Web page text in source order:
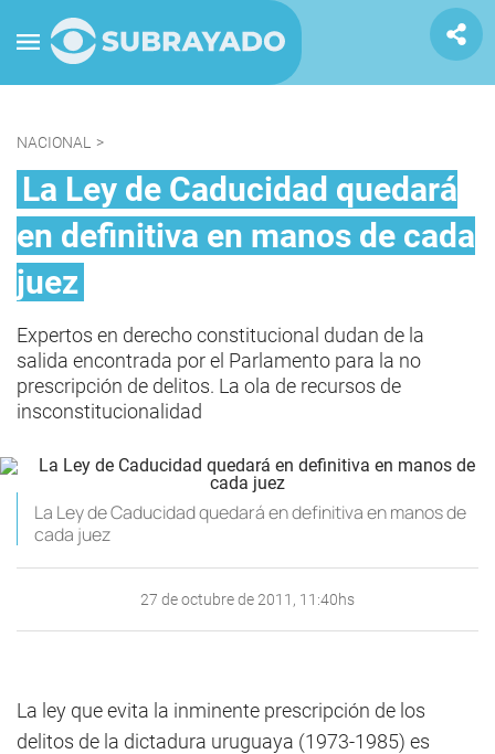
NACIONAL >
La Ley de Caducidad quedará
en definitiva en manos de cada
juez
Expertos en derecho constitucional dudan de la
salida encontrada por el Parlamento para la no
prescripción de delitos. La ola de recursos de
insconstitucionalidad
La Ley de Caducidad quedará en definitiva en manos de
cada juez
27 de octubre de 2011, 11:40hs
La ley que evita la inminente prescripción de los
delitos de la dictadura uruguaya (1973-1985) es